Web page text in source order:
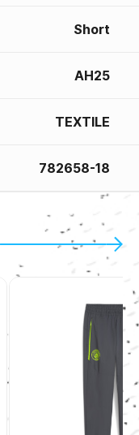
Short
AH25
TEXTILE
782658-18